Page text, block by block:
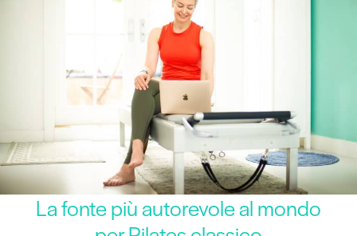
La fonte più autorevole al mondo